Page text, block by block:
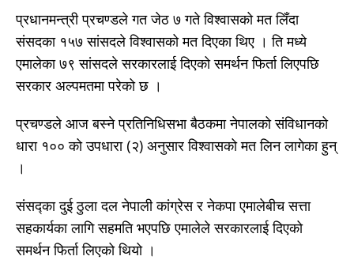
प्रधानमन्त्री प्रचण्डले गत जेठ ७ गते विश्वासको मत लिँदा
संसदका १५७ सांसदले विश्वासको मत दिएका थिए । ति मध्ये
एमालेका ७९ सांसदले सरकारलाई दिएको समर्थन फिर्ता लिएपछि
सरकार अल्पमतमा परेको छ ।
प्रचण्डले आज बस्ने प्रतिनिधिसभा बैठकमा नेपालको संविधानको
धारा १०० को उपधारा (२) अनुसार विश्वासको मत लिन लागेका हुन्
।
संसद्का दुई ठुला दल नेपाली कांग्रेस र नेकपा एमालेबीच सत्ता
सहकार्यका लागि सहमति भएपछि एमालेले सरकारलाई दिएको
समर्थन फिर्ता लिएको थियो ।